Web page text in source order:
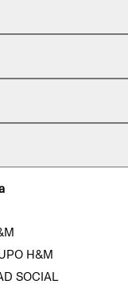
H&M
SOCIAL